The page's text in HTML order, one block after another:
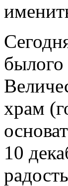
былого
храм
10